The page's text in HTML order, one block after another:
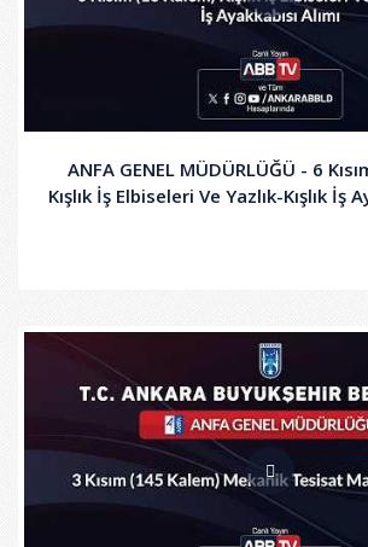
ANFA GENEL MÜDÜRLÜĞÜ - 6
Kışlık İş Elbiseleri Ve Yazlık-Kışlık İş